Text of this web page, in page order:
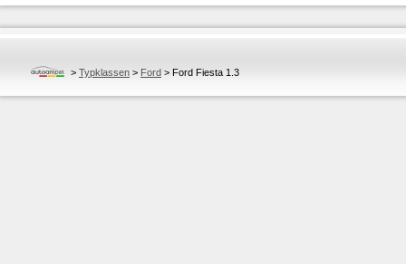
> Typklassen > Ford > Ford Fiesta 1.3